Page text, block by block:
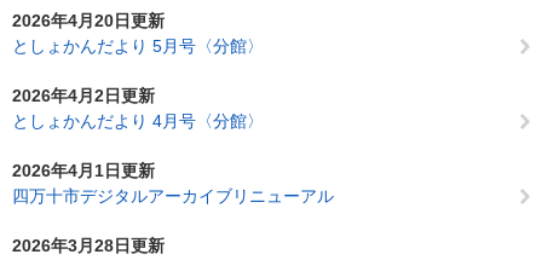
2026年4月20日更新
としょかんだより 5月号〈分館〉
2026年4月2日更新
としょかんだより 4月号〈分館〉
2026年4月1日更新
四万十市デジタルアーカイブリニューアル
2026年3月28日更新